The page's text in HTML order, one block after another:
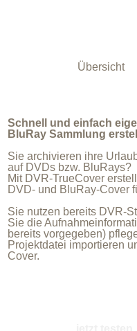
Übersicht
Schnell und einfach
BluRay Sammlung
Sie archivieren ihre
auf DVDs bzw. BluRays?
Mit DVR-TrueCover
DVD- und BluRay-Cover
Sie nutzen bereits DVR-
Sie die
bereits vorgegeben)
Projektdatei importieren
Cover.